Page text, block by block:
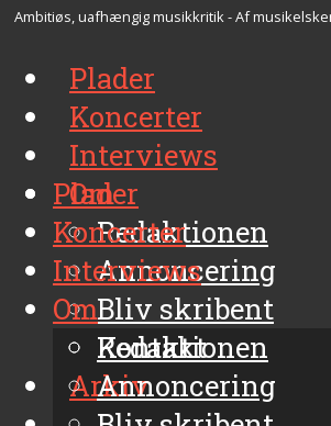
Ambitiøs, uafhængig musikkritik - Af
Plader
Koncerter
Interviews
Om
Redaktionen
Annoncering
Bliv skribent
Kontakt
Arkiv
Plader
Koncerter
Interviews
Om
Redaktionen
Annoncering